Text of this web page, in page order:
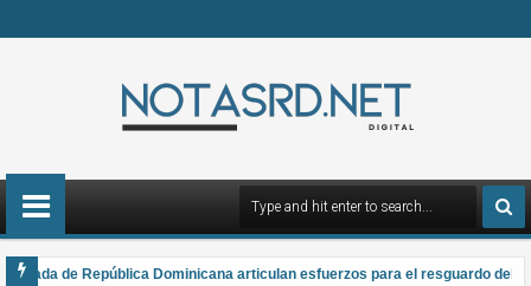
de República Dominicana articulan esfuerzos para el resguardo del